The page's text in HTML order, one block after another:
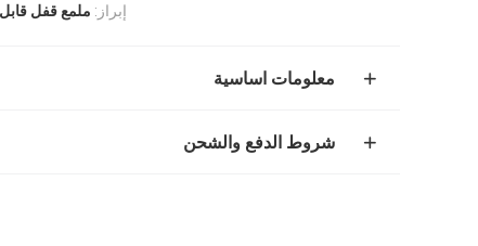
إبراز: ملمع قفل قابل
معلومات اساسية
شروط الدفع والشحن